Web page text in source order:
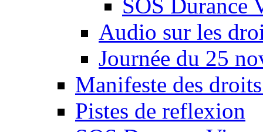
SOS Durance
Audio sur les
Journée du 25
Manifeste des
Pistes de reflexion